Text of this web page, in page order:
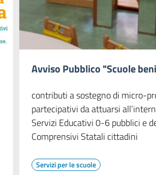
Avviso Pubblico "Scuole
contributi a sostegno di micro-
partecipativi da attuarsi
Servizi Educativi 0-6 pubblici e
Comprensivi Statali cittadini
Servizi per le scuole